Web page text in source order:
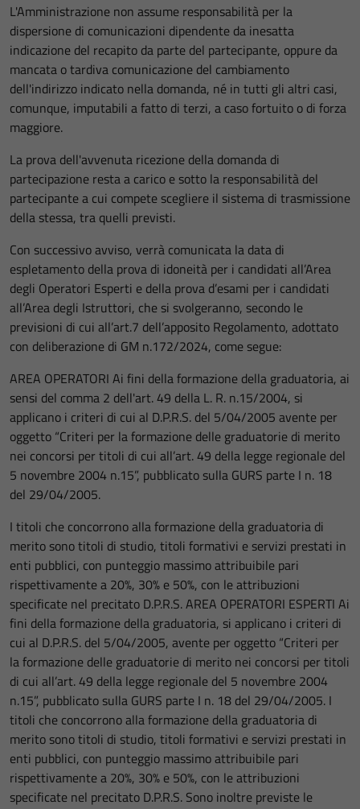
L'Amministrazione non assume responsabilità per la
dispersione di comunicazioni dipendente da inesatta
indicazione del recapito da parte del partecipante, oppure da
mancata o tardiva comunicazione del cambiamento
dell'indirizzo indicato nella domanda, né in tutti gli altri casi,
comunque, imputabili a fatto di terzi, a caso fortuito o di forza
maggiore.
La prova dell'avvenuta ricezione della domanda di
partecipazione resta a carico e sotto la responsabilità del
partecipante a cui compete scegliere il sistema di trasmissione
della stessa, tra quelli previsti.
Con successivo avviso, verrà comunicata la data di
espletamento della prova di idoneità per i candidati all’Area
degli Operatori Esperti e della prova d’esami per i candidati
all’Area degli Istruttori, che si svolgeranno, secondo le
previsioni di cui all’art.7 dell’apposito Regolamento, adottato
con deliberazione di GM n.172/2024, come segue:
AREA OPERATORI Ai fini della formazione della graduatoria, ai
sensi del comma 2 dell'art. 49 della L. R. n.15/2004, si
applicano i criteri di cui al D.P.R.S. del 5/04/2005 avente per
oggetto “Criteri per la formazione delle graduatorie di merito
nei concorsi per titoli di cui all’art. 49 della legge regionale del
5 novembre 2004 n.15”, pubblicato sulla GURS parte I n. 18
del 29/04/2005.
I titoli che concorrono alla formazione della graduatoria di
merito sono titoli di studio, titoli formativi e servizi prestati in
enti pubblici, con punteggio massimo attribuibile pari
rispettivamente a 20%, 30% e 50%, con le attribuzioni
specificate nel precitato D.P.R.S. AREA OPERATORI ESPERTI Ai
fini della formazione della graduatoria, si applicano i criteri di
cui al D.P.R.S. del 5/04/2005, avente per oggetto “Criteri per
la formazione delle graduatorie di merito nei concorsi per titoli
di cui all’art. 49 della legge regionale del 5 novembre 2004
n.15”, pubblicato sulla GURS parte I n. 18 del 29/04/2005. I
titoli che concorrono alla formazione della graduatoria di
merito sono titoli di studio, titoli formativi e servizi prestati in
enti pubblici, con punteggio massimo attribuibile pari
rispettivamente a 20%, 30% e 50%, con le attribuzioni
specificate nel precitato D.P.R.S. Sono inoltre previste le